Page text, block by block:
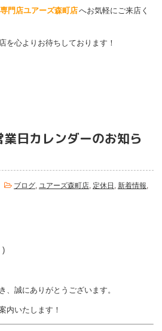
門店ユアーズ森町店へお気軽にご来店く
を心よりお待ちしております！
業日カレンダーのお知ら
ブログ ユアーズ森町店 定休日 新着情報
)
、誠にありがとうございます。
内いたします！